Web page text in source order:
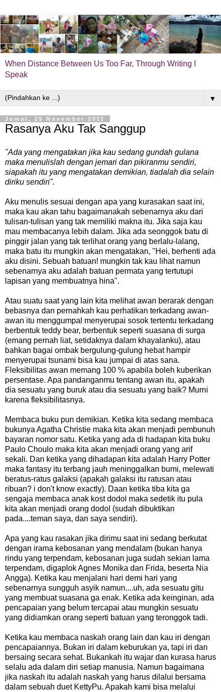
When Distance Between Us Too Far, Through Writing I
Speak
▼
Jumat, 25 November 2011
Rasanya Aku Tak Sanggup
"Ada yang mengatakan jika kau sedang gundah gulana
maka menulislah dengan jemari dan pikiranmu sendiri,
siapakah itu yang mengatakan demikian, tiadalah dia selain
diriku sendiri".
Aku menulis sesuai dengan apa yang kurasakan saat ini,
maka kau akan tahu bagaimanakah sebenarnya aku dari
tulisan-tulisan yang tak memiliki makna itu. Jika saja kau
mau membacanya lebih dalam. Jika ada seonggok batu di
pinggir jalan yang tak terlihat orang yang berlalu-lalang,
maka batu itu mungkin akan mengatakan, "Hei, berhenti ada
aku disini. Sebuah batuan! mungkin tak kau lihat namun
sebenarnya aku adalah batuan permata yang tertutupi
lapisan yang membuatnya hina".
Atau suatu saat yang lain kita melihat awan berarak dengan
bebasnya dan pernahkah kau perhatikan terkadang awan-
awan itu menggumpal menyerupai sosok tertentu terkadang
berbentuk teddy bear, berbentuk seperti suasana di surga
(emang pernah liat, setidaknya dalam khayalanku), atau
bahkan bagai ombak bergulung-gulung hebat hampir
menyerupai tsunami bisa kau jumpai di atas sana.
Fleksibilitas awan memang 100 % apabila boleh kuberikan
persentase. Apa pandanganmu tentang awan itu, apakah
dia sesuatu yang buruk atau dia sesuatu yang baik? Murni
karena fleksibilitasnya.
Membaca buku pun demikian. Ketika kita sedang membaca
bukunya Agatha Christie maka kita akan menjadi pembunuh
bayaran nomor satu. Ketika yang ada di hadapan kita buku
Paulo Choulo maka kita akan menjadi orang yang arif
sekali. Dan ketika yang dihadapan kita adalah Harry Potter
maka fantasy itu terbang jauh meninggalkan bumi, melewati
beratus-ratus galaksi (apakah galaksi itu ratusan atau
ribuan? i don't know exactly). Daan ketika tiba kita ga
sengaja membaca anak kost dodol maka sedetik itu pula
kita akan menjadi orang dodol (sudah dibuktikan
pada....teman saya, dan saya sendiri).
Apa yang kau rasakan jika dirimu saat ini sedang berkutat
dengan irama kebosanan yang mendalam (bukan hanya
rindu yang terpendam, kebosanan juga sudah sekian lama
terpendam, digaplok Agnes Monika dan Frida, beserta Nia
Angga). Ketika kau menjalani hari demi hari yang
sebenarnya sungguh asyik namun....uh, ada sesuatu gitu
yang membuat suasana ga enak. Ketika ada keinginan, ada
pencapaian yang belum tercapai atau mungkin sesuatu
yang didiamkan orang seperti batuan yang teronggok tadi.
Ketika kau membaca naskah orang lain dan kau iri dengan
pencapaiannya. Bukan iri dalam keburukan ya, tapi iri dan
bersaing secara sehat. Bukankah itu wajar dan kurasa harus
selalu ada dalam diri setiap manusia. Namun bagaimana
jika naskah itu adalah naskah yang harus dilalui bersama
dalam sebuah duet KettyPu. Apakah kami bisa melalui